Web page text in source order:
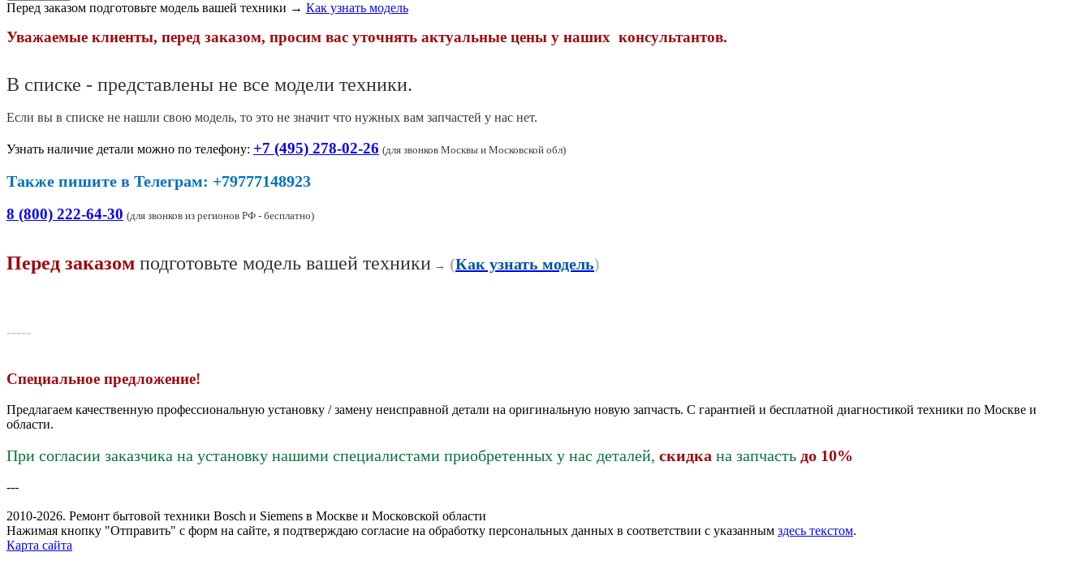
Перед заказом подготовьте модель вашей техники → Как узнать модель
Уважаемые клиенты, перед заказом, просим вас уточнять актуальные цены у наших консультантов.
В списке - представлены не все модели техники.
Если вы в списке не нашли свою модель, то это не значит что нужных вам запчастей у нас нет.
Узнать наличие детали можно по телефону: +7 (495) 278-02-26 (для звонков Москвы и Московской обл)
Также пишите в Телеграм: +79777148923
8 (800) 222-64-30 (для звонков из регионов РФ - бесплатно)
Перед заказом подготовьте модель вашей техники → (Как узнать модель)
-----
Специальное предложение!
Предлагаем качественную профессиональную установку / замену неисправной детали на оригинальную новую запчасть. С гарантией и бесплатной диагностикой техники по Москве и
области.
При согласии заказчика на установку нашими специалистами приобретенных у нас деталей, скидка на запчасть до 10%
---
2010-2026. Ремонт бытовой техники Bosch и Siemens в Москве и Московской области
Нажимая кнопку "Отправить" c форм на сайте, я подтверждаю согласие на обработку персональных данных в соответствии с указанным здесь текстом.
Карта сайта